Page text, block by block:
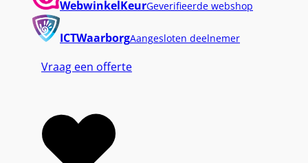
WebwinkelKeurGeverifieerde webshop
ICTWaarborgAangesloten deelnemer
Vraag een offerte